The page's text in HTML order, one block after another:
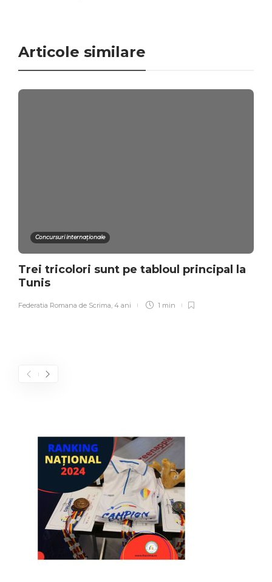
Articole similare
Concursuri internaționale
Trei tricolori sunt pe tabloul principal la
Tunis
Federatia Romana de Scrima, 4 ani 1 min